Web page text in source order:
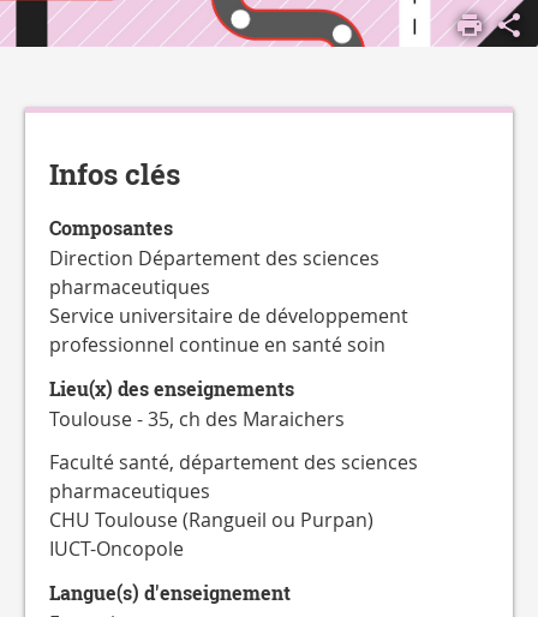
ACCUEIL
S'ORIENTER,
DÉCOUVRIR
FORMATIONS
CATALOGUE
FORMATIONS
Détails
Infos clés
Composantes
Direction Département des sciences
pharmaceutiques
Service universitaire de développement
professionnel continue en santé soin
Lieu(x) des enseignements
Toulouse - 35, ch des Maraichers
Faculté santé, département des sciences
pharmaceutiques
CHU Toulouse (Rangueil ou Purpan)
IUCT-Oncopole
Langue(s) d'enseignement